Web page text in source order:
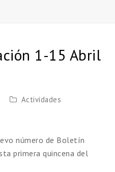
1-15 Abril
Actividades
número de Boletín
primera quincena del